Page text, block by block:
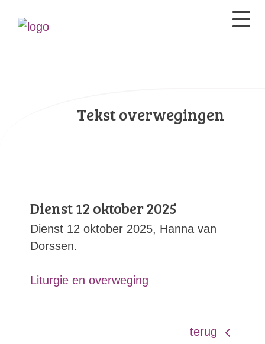
Tekst overwegingen
Dienst 12 oktober 2025
Dienst 12 oktober 2025, Hanna van
Dorssen.
Liturgie en overweging
terug